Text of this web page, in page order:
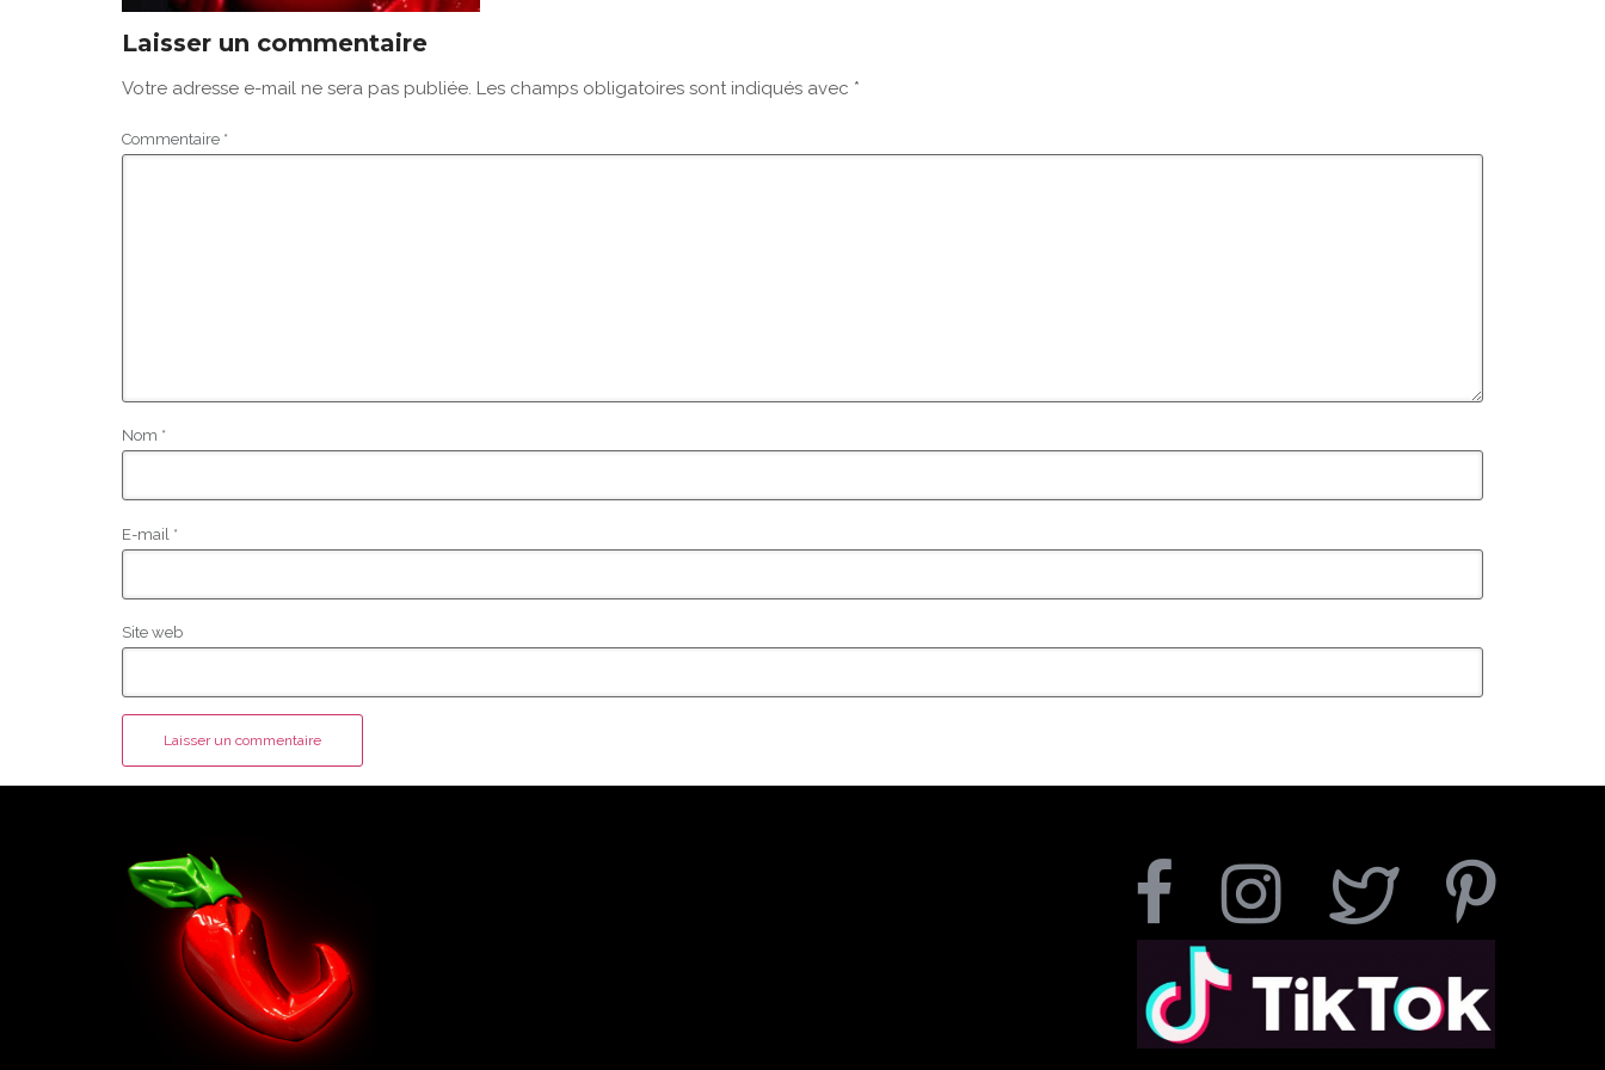
Laisser un commentaire
Votre adresse e-mail ne sera pas publiée. Les champs obligatoires sont indiqués avec *
Commentaire *
Nom *
E-mail *
Site web